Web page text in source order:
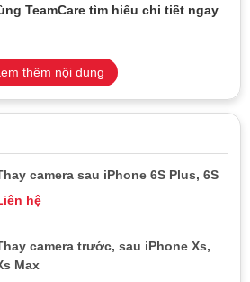
TeamCare tìm hiểu chi tiết ngay
thêm nội dung
camera sau iPhone 6S Plus, 6S
hệ
camera trước, sau iPhone Xs,
Max